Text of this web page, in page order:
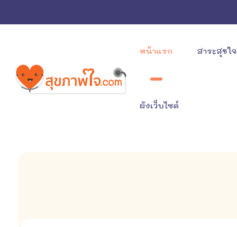
หน้าแรก สาระสุขใจ
ผังเว็บไซต์